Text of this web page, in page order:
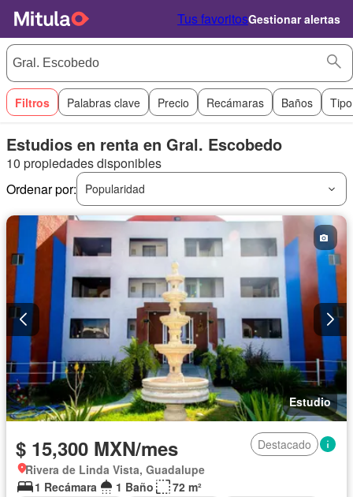
Tus favoritosGestionar alertas
Filtros Palabras clave Precio Recámaras Baños
Estudios en renta en Gral. Escobedo
10 propiedades disponibles
Ordenar por:
Popularidad
Estudio
$ 15,300 MXN/mes
Destacado
Rivera de Linda Vista, Guadalupe
1 Recámara
1 Baño
72 m²